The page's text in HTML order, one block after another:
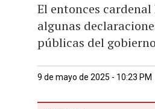
El entonces
algunas
públicas del
9 de mayo de 2025 - 10:23 PM